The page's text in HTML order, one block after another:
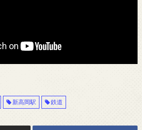
新高岡駅 鉄道